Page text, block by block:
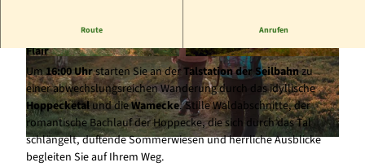
© www.jonasduelberg.com, Jonas Duelberg | CC-BY-SA
© www.jonasduelberg.com, Jonas Duelberg |
CC-BY-SA
© Sauerland-Tourismus e.V. / REACT-EU, Paul
Masukowitz |CC-BY-SA
Route Anrufen
Erlebniswanderung durch das Hoppecketal mit Berghütten-
Flair
Um16:00 Uhrstarten Sie an derTalstation der Seilbahnzu
einer abwechslungsreichen Wanderung durch das idyllische
Hoppecketalund dieWamecke. Stille Waldabschnitte, der
romantische Bachlauf der Hoppecke, die sich durch das Tal
schlängelt, duftende Sommerwiesen und herrliche Ausblicke
begleiten Sie auf Ihrem Weg.